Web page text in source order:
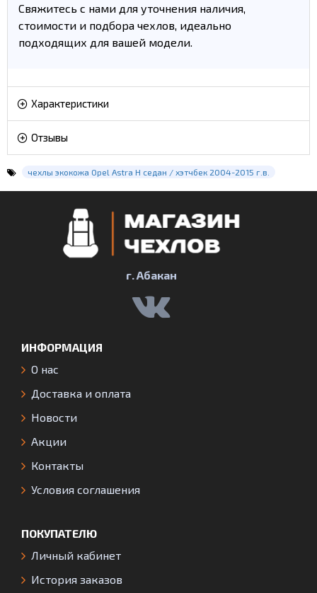
Свяжитесь с нами для уточнения наличия,
стоимости и подбора чехлов, идеально
подходящих для вашей модели.
Характеристики
Отзывы
чехлы экокожа Opel Astra H седан / хэтчбек 2004-2015 г.в.
г. Абакан
ИНФОРМАЦИЯ
О нас
Доставка и оплата
Новости
Акции
Контакты
Условия соглашения
ПОКУПАТЕЛЮ
Личный кабинет
История заказов